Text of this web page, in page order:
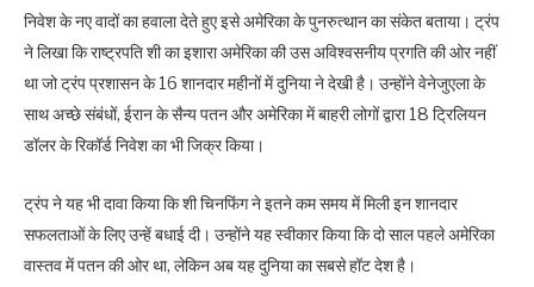
निवेश के नए वादों का हवाला देते हुए इसे अमेरिका के पुनरुत्थान का संकेत बताया। ट्रंप
ने लिखा कि राष्ट्रपति शी का इशारा अमेरिका की उस अविश्वसनीय प्रगति की ओर नहीं
था जो ट्रंप प्रशासन के 16 शानदार महीनों में दुनिया ने देखी है। उन्होंने वेनेजुएला के
साथ अच्छे संबंधों, ईरान के सैन्य पतन और अमेरिका में बाहरी लोगों द्वारा 18 ट्रिलियन
डॉलर के रिकॉर्ड निवेश का भी जिक्र किया।
ट्रंप ने यह भी दावा किया कि शी चिनफिंग ने इतने कम समय में मिली इन शानदार
सफलताओं के लिए उन्हें बधाई दी। उन्होंने यह स्वीकार किया कि दो साल पहले अमेरिका
वास्तव में पतन की ओर था, लेकिन अब यह दुनिया का सबसे हॉट देश है।